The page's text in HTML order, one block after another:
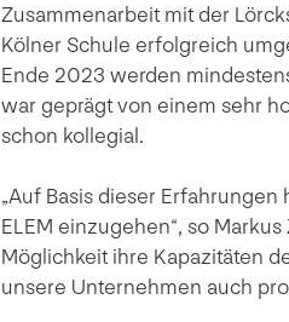
Zusammenarbeit mit der
Kölner Schule erfolgreich
Ende 2023 werden
war geprägt von einem sehr
schon kollegial.
„Auf Basis dieser
ELEM einzugehen“, so
Möglichkeit ihre Kapazitäten
unsere Unternehmen auch